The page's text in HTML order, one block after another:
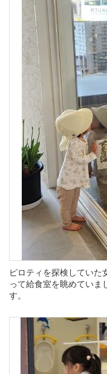
ピロティを探検していた
って給食室を眺めていま
す。